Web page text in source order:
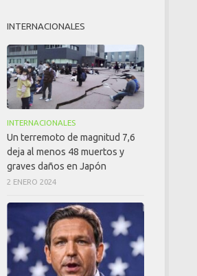
INTERNACIONALES
INTERNACIONALES
Un terremoto de magnitud 7,6
deja al menos 48 muertos y
graves daños en Japón
2 ENERO 2024